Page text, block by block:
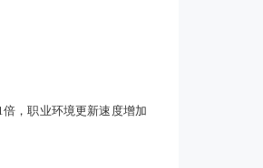
，职业环境更新速度增加